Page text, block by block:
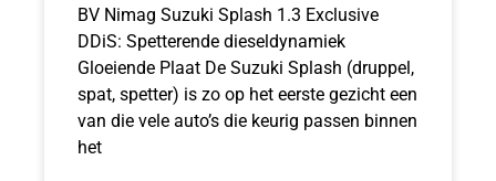
BV Nimag Suzuki Splash 1.3 Exclusive
DDiS: Spetterende dieseldynamiek
Gloeiende Plaat De Suzuki Splash (druppel,
spat, spetter) is zo op het eerste gezicht een
van die vele auto’s die keurig passen binnen
het